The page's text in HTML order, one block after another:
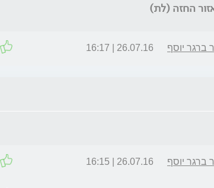
החזה (לת)
יוסף 26.07.16 | 16:17
יוסף 26.07.16 | 16:15